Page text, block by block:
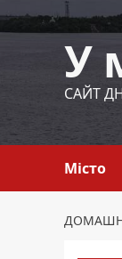
до
У
САЙТ
Місто